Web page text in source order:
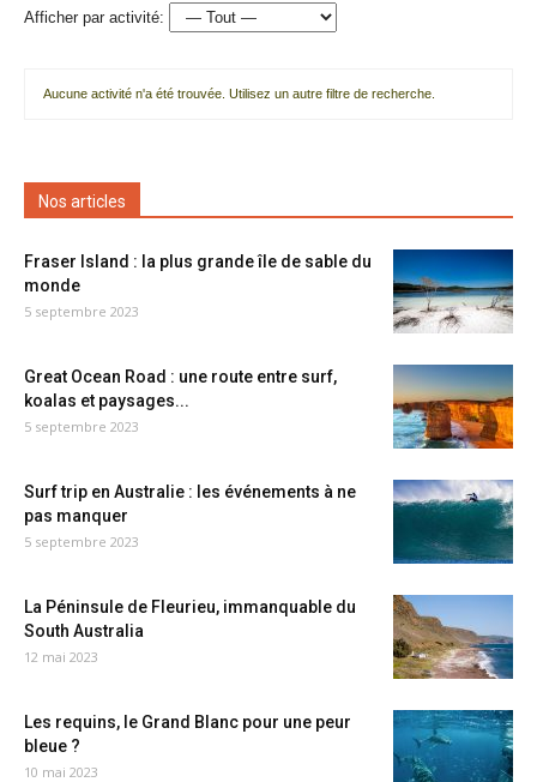
Afficher par activité:
Aucune activité n'a été trouvée. Utilisez un autre filtre de recherche.
Nos articles
Fraser Island : la plus grande île de sable du
monde
5 septembre 2023
Great Ocean Road : une route entre surf,
koalas et paysages...
5 septembre 2023
Surf trip en Australie : les événements à ne
pas manquer
5 septembre 2023
La Péninsule de Fleurieu, immanquable du
South Australia
12 mai 2023
Les requins, le Grand Blanc pour une peur
bleue ?
10 mai 2023